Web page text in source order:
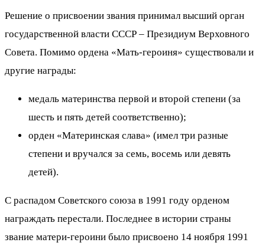
Решение о присвоении звания принимал высший орган
государственной власти СССР – Президиум Верховного
Совета. Помимо ордена «Мать-героиня» существовали и
другие награды:
медаль материнства первой и второй степени (за
шесть и пять детей соответственно);
орден «Материнская слава» (имел три разные
степени и вручался за семь, восемь или девять
детей).
С распадом Советского союза в 1991 году орденом
награждать перестали. Последнее в истории страны
звание матери-героини было присвоено 14 ноября 1991